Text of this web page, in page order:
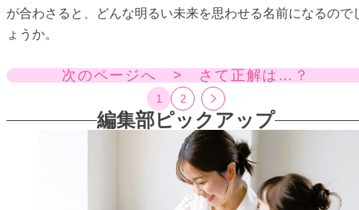
が合わさると、どんな明るい未来を思わせる名前になるので
ょうか。
次のページへ > さて正解は…？
1 2
編集部ピックアップ